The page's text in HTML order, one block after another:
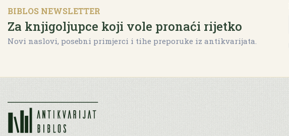
BIBLOS NEWSLETTER
Za knjigoljupce koji vole pronaći rijetko
Novi naslovi, posebni primjerci i tihe preporuke iz antikvarijata.